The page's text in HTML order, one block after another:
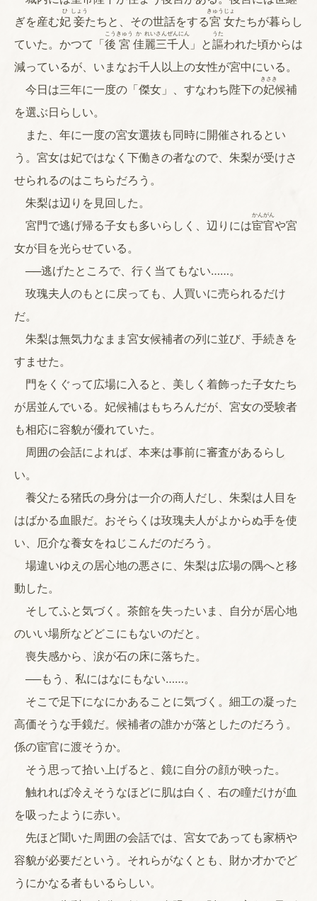
ぎを産む妃
ひ
妾
しょう
たちと、その世話をする宮
きゅう
女
じょ
たちが暮らし
ていた。かつて「後
こう
宮
きゅう
佳
か
麗
れい
三
さん
千
ぜん
人
にん
」と謳
うた
われた頃からは
減っているが、いまなお千人以上の女性が宮中にいる。
今日は三年に一度の「傑女」、すなわち陛下の妃
きさき
候補
を選ぶ日らしい。
また、年に一度の宮女選抜も同時に開催されるとい
う。宮女は妃ではなく下働きの者なので、朱梨が受けさ
せられるのはこちらだろう。
朱梨は辺りを見回した。
宮門で逃げ帰る子女も多いらしく、辺りには宦
かん
官
がん
や宮
女が目を光らせている。
──逃げたところで、行く当てもない……。
玫瑰夫人のもとに戻っても、人買いに売られるだけ
だ。
朱梨は無気力なまま宮女候補者の列に並び、手続きを
すませた。
門をくぐって広場に入ると、美しく着飾った子女たち
が居並んでいる。妃候補はもちろんだが、宮女の受験者
も相応に容貌が優れていた。
周囲の会話によれば、本来は事前に審査があるらし
い。
養父たる猪氏の身分は一介の商人だし、朱梨は人目を
はばかる血眼だ。おそらくは玫瑰夫人がよからぬ手を使
い、厄介な養女をねじこんだのだろう。
場違いゆえの居心地の悪さに、朱梨は広場の隅へと移
動した。
そしてふと気づく。茶館を失ったいま、自分が居心地
のいい場所などどこにもないのだと。
喪失感から、涙が石の床に落ちた。
──もう、私にはなにもない……。
そこで足下になにかあることに気づく。細工の凝った
高価そうな手鏡だ。候補者の誰かが落としたのだろう。
係の宦官に渡そうか。
そう思って拾い上げると、鏡に自分の顔が映った。
触れれば冷えそうなほどに肌は白く、右の瞳だけが血
を吸ったように赤い。
先ほど聞いた周囲の会話では、宮女であっても家柄や
容貌が必要だという。それらがなくとも、財か才かでど
うにかなる者もいるらしい。